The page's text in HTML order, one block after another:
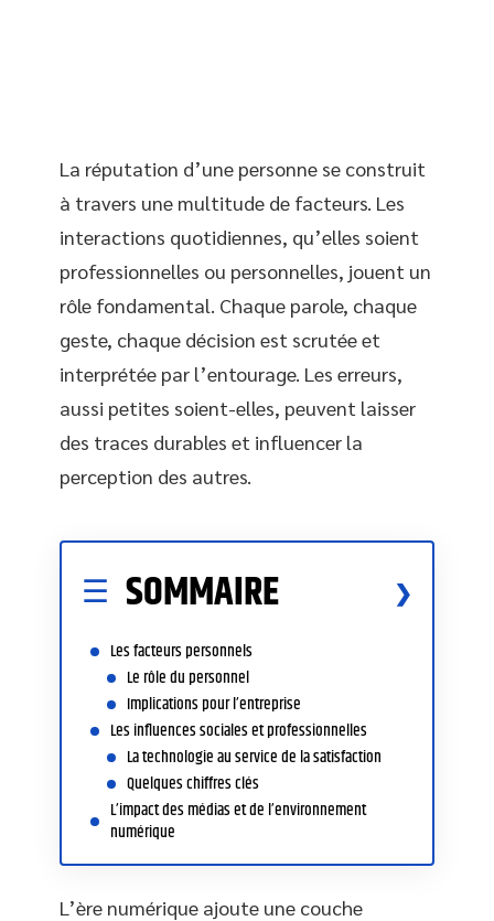
La réputation d’une personne se construit
à travers une multitude de facteurs. Les
interactions quotidiennes, qu’elles soient
professionnelles ou personnelles, jouent un
rôle fondamental. Chaque parole, chaque
geste, chaque décision est scrutée et
interprétée par l’entourage. Les erreurs,
aussi petites soient-elles, peuvent laisser
des traces durables et influencer la
perception des autres.
SOMMAIRE
Les facteurs personnels
Le rôle du personnel
Implications pour l’entreprise
Les influences sociales et professionnelles
La technologie au service de la satisfaction
Quelques chiffres clés
L’impact des médias et de l’environnement
numérique
L’ère numérique ajoute une couche